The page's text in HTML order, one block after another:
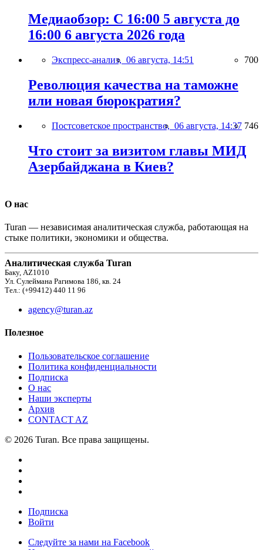
Медиаобзор: С 16:00 5 августа до
16:00 6 августа 2026 года
Экспресс-анализ, 06 августа, 14:51 700
Революция качества на таможне
или новая бюрократия?
Постсоветское пространство, 06 августа, 14:37 746
Что стоит за визитом главы МИД
Азербайджана в Киев?
О нас
Turan — независимая аналитическая служба, работающая на
стыке политики, экономики и общества.
Аналитическая служба Turan
Баку, AZ1010
Ул. Сулеймана Рагимова 186, кв. 24
Тел.: (+99412) 440 11 96
agency@turan.az
Полезное
Пользовательское соглашение
Политика конфиденциальности
Подписка
О нас
Наши эксперты
Архив
CONTACT AZ
© 2026 Turan. Все права защищены.
Подписка
Войти
Следуйте за нами на Facebook